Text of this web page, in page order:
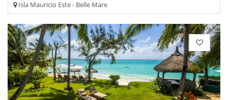
Isla Mauricio Este - Belle Mare